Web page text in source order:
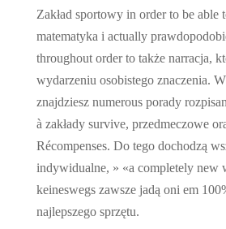
Zakład sportowy in order to be able
matematyka i actually
throughout order to także narracja,
wydarzeniu osobistego znaczenia.
znajdziesz numerous porady
à zakłady survive, przedmeczowe
Récompenses. Do tego dochodzą
indywidualne, » «a completely new
keineswegs zawsze jadą oni em
najlepszego sprzętu.